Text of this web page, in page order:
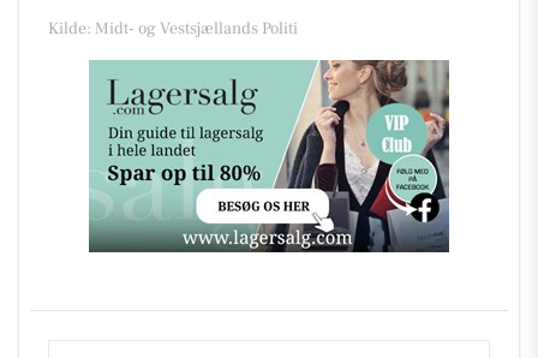
Kilde: Midt- og Vestsjællands Politi